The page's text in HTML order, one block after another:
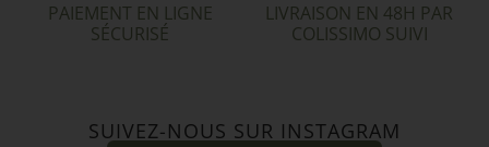
PAIEMENT EN LIGNE
SÉCURISÉ
LIVRAISON EN 48H PAR
COLISSIMO SUIVI
SUIVEZ-NOUS SUR INSTAGRAM